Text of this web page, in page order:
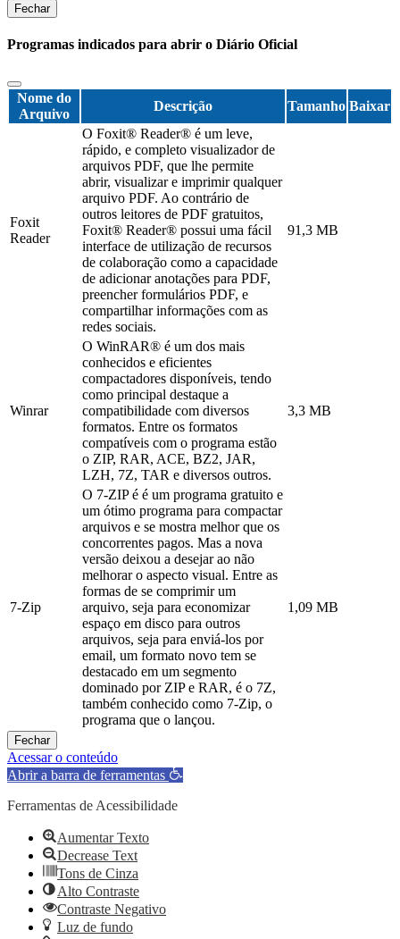
Fechar
Programas indicados para abrir o Diário Oficial
Nome do
Arquivo
Descrição Tamanho Baixar
Foxit
Reader
O Foxit® Reader® é um leve,
rápido, e completo visualizador de
arquivos PDF, que lhe permite
abrir, visualizar e imprimir qualquer
arquivo PDF. Ao contrário de
outros leitores de PDF gratuitos,
Foxit® Reader® possui uma fácil
interface de utilização de recursos
de colaboração como a capacidade
de adicionar anotações para PDF,
preencher formulários PDF, e
compartilhar informações com as
redes sociais.
91,3 MB
Winrar
O WinRAR® é um dos mais
conhecidos e eficientes
compactadores disponíveis, tendo
como principal destaque a
compatibilidade com diversos
formatos. Entre os formatos
compatíveis com o programa estão
o ZIP, RAR, ACE, BZ2, JAR,
LZH, 7Z, TAR e diversos outros.
3,3 MB
7-Zip
O 7-ZIP é é um programa gratuito e
um ótimo programa para compactar
arquivos e se mostra melhor que os
concorrentes pagos. Mas a nova
versão deixou a desejar ao não
melhorar o aspecto visual. Entre as
formas de se comprimir um
arquivo, seja para economizar
espaço em disco para outros
arquivos, seja para enviá-los por
email, um formato novo tem se
destacado em um segmento
dominado por ZIP e RAR, é o 7Z,
também conhecido como 7-Zip, o
programa que o lançou.
1,09 MB
Fechar
Acessar o conteúdo
Abrir a barra de ferramentas
Ferramentas de Acessibilidade
Aumentar Texto
Decrease Text
Tons de Cinza
Alto Contraste
Contraste Negativo
Luz de fundo